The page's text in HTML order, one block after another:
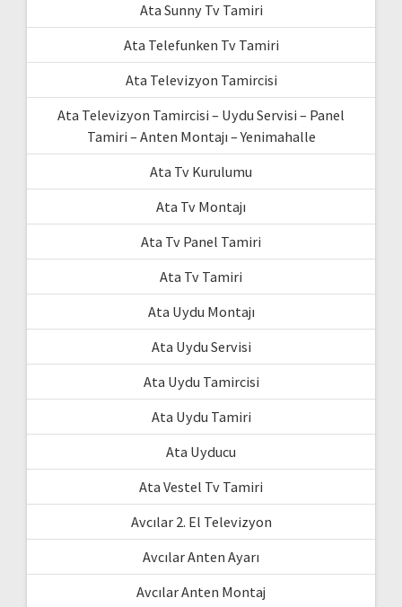
Ata Sunny Tv Tamiri
Ata Telefunken Tv Tamiri
Ata Televizyon Tamircisi
Ata Televizyon Tamircisi – Uydu Servisi – Panel
Tamiri – Anten Montajı – Yenimahalle
Ata Tv Kurulumu
Ata Tv Montajı
Ata Tv Panel Tamiri
Ata Tv Tamiri
Ata Uydu Montajı
Ata Uydu Servisi
Ata Uydu Tamircisi
Ata Uydu Tamiri
Ata Uyducu
Ata Vestel Tv Tamiri
Avcılar 2. El Televizyon
Avcılar Anten Ayarı
Avcılar Anten Montaj